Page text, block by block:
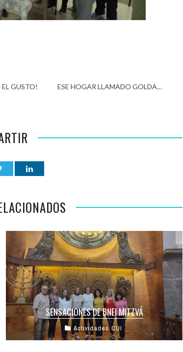
EL GUSTO! ESE HOGAR LLAMADO GOLDA…
SENSACIONES DE BNEI MITZVÁ
Después de varios meses de estudio y
preparación, el pasado viernes y sábado,
Actividades CUI